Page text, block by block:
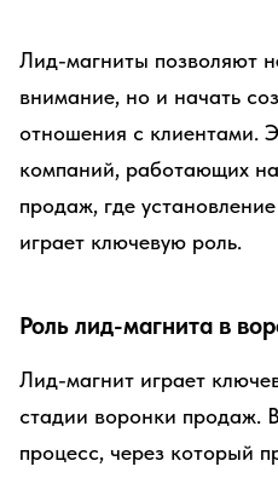
Лид-магниты позволяют
внимание, но и начать
отношения с клиентами.
компаний, работающих
продаж, где
играет ключевую роль.
Роль лид-магнита в
Лид-магнит играет
стадии воронки продаж.
процесс, через который